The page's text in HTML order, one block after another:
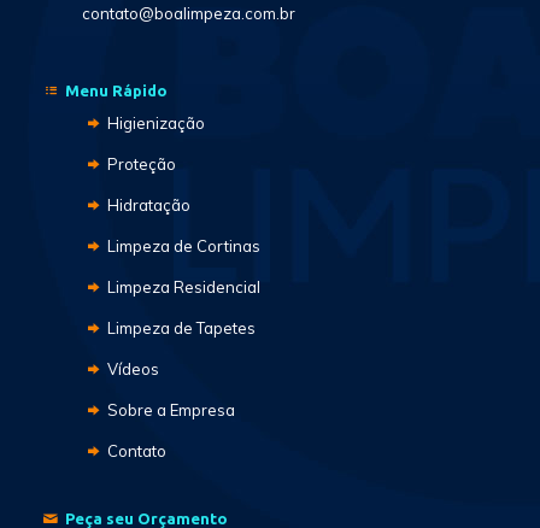
contato@boalimpeza.com.br
Menu Rápido
Higienização
Proteção
Hidratação
Limpeza de Cortinas
Limpeza Residencial
Limpeza de Tapetes
Vídeos
Sobre a Empresa
Contato
Peça seu Orçamento